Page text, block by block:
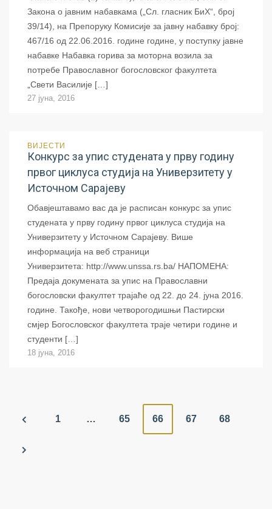
Закона о јавним набавкама („Сл. гласник БиХ“, број
39/14), на Препоруку Комисије за јавну набавку број:
467/16 од 22.06.2016. године године, у поступку јавне
набавке Набавка горива за моторна возила за
потребе Православног богословског факултета
„Свети Василије […]
27 јуна, 2016
ВИЈЕСТИ
Конкурс за упис студената у прву годину
првог циклуса студија на Универзитету у
Источном Сарајеву
Обавјештавамо вас да је расписан конкурс за упис
студената у прву годину првог циклуса студија на
Универзитету у Источном Сарајеву. Више
информација на веб страници
Универзитета: http://www.unssa.rs.ba/ НАПОМЕНА:
Предаја докумената за упис на Православни
богословски факултет трајаће од 22. до 24. јуна 2016.
године. Такође, нови четворогодишњи Пастирски
смјер Богословског факултета траје четири године и
студенти […]
18 јуна, 2016
P
o
1 … 65 66 67 68